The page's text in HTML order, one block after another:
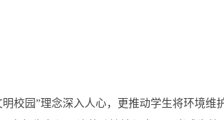
明校园”理念深入人心，更推动学生将环境维